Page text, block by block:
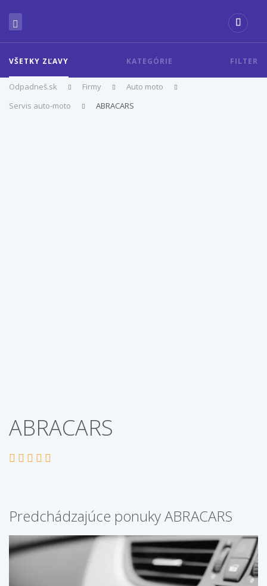
VŠETKY ZĽAVY KATEGÓRIE FILTER
Odpadneš.sk Firmy
Auto moto
Servis auto-moto
ABRACARS
ABRACARS
Predchádzajúce ponuky ABRACARS